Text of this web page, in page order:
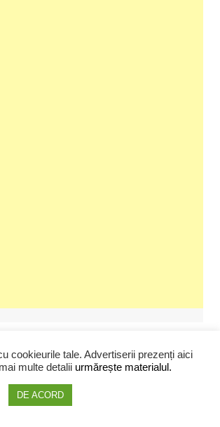
cookieurile tale. Advertiserii prezenți aici
multe detalii urmărește materialul.
DE ACORD